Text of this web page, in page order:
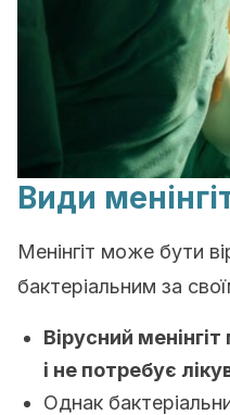
Види
Менінгіт може бути
бактеріальним за
Вірусний
і не потребує
Однак